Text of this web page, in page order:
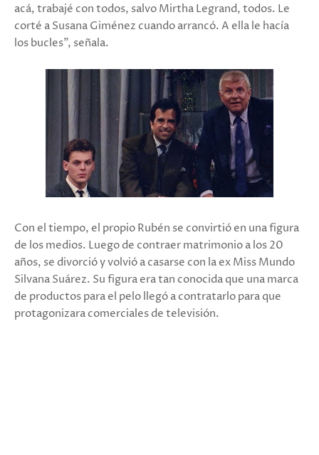
acá, trabajé con todos, salvo Mirtha Legrand, todos. Le
corté a Susana Giménez cuando arrancó. A ella le hacía
los bucles", señala.
Con el tiempo, el propio Rubén se convirtió en una figura
de los medios. Luego de contraer matrimonio a los 20
años, se divorció y volvió a casarse con la ex Miss Mundo
Silvana Suárez. Su figura era tan conocida que una marca
de productos para el pelo llegó a contratarlo para que
protagonizara comerciales de televisión.